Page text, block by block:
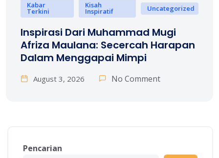
Kabar
Terkini
Kisah
Inspiratif Uncategorized
Inspirasi Dari Muhammad Mugi
Afriza Maulana: Secercah Harapan
Dalam Menggapai Mimpi
August 3, 2026 No Comment
Pencarian